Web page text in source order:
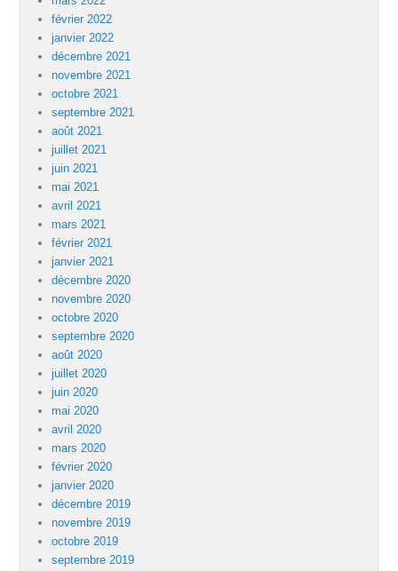
février 2022
janvier 2022
décembre 2021
novembre 2021
octobre 2021
septembre 2021
août 2021
juillet 2021
juin 2021
mai 2021
avril 2021
mars 2021
février 2021
janvier 2021
décembre 2020
novembre 2020
octobre 2020
septembre 2020
août 2020
juillet 2020
juin 2020
mai 2020
avril 2020
mars 2020
février 2020
janvier 2020
décembre 2019
novembre 2019
octobre 2019
septembre 2019